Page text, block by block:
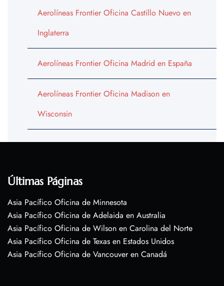
Aerolíneas Frontier Oficina Castillo Nuevo en
Inglaterra
Aerolíneas Frontier Oficina Madrid en España
Aerolíneas Frontier Oficina Madison en
Wisconsin
Últimas Páginas
Asia Pacífico Oficina de Minnesota
Asia Pacífico Oficina de Adelaida en Australia
Asia Pacífico Oficina de Wilson en Carolina del Norte
Asia Pacífico Oficina de Texas en Estados Unidos
Asia Pacífico Oficina de Vancouver en Canadá